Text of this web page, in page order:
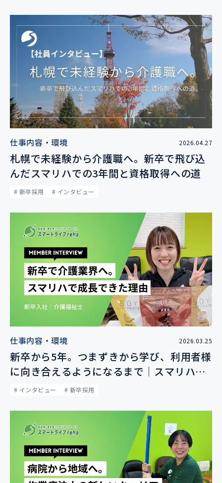
仕事内容・環境 2026.04.27
札幌で未経験から介護職へ。新卒で飛び込
んだスマリハでの3年間と資格取得への道
# 新卒採用 # インタビュー
仕事内容・環境 2026.03.25
新卒から5年。つまずきから学び、利用者様
に向き合えるようになるまで｜スマリハス
タッフインタビュー
# インタビュー # 新卒採用